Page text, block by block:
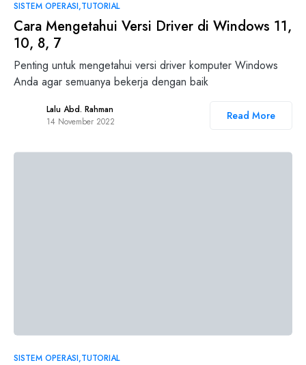
SISTEM OPERASI TUTORIAL
Cara Mengetahui Versi Driver di Windows 11,
10, 8, 7
Penting untuk mengetahui versi driver komputer Windows
Anda agar semuanya bekerja dengan baik
Lalu Abd. Rahman
14 November 2022
Read More
SISTEM OPERASI TUTORIAL